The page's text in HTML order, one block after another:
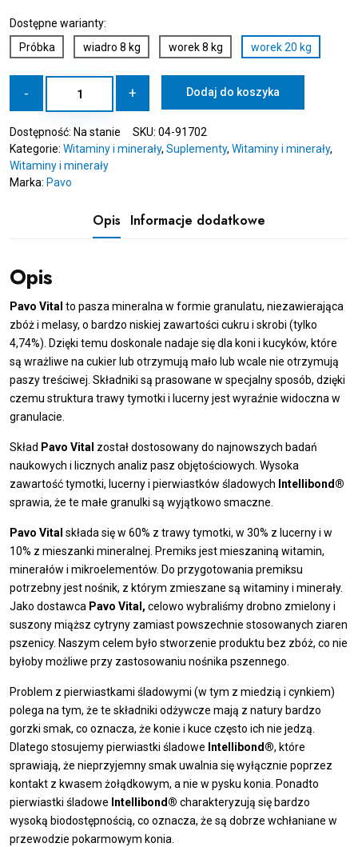
Dostępne warianty:
Próbka
wiadro 8 kg worek 8 kg worek 20 kg
-
Vital
20
kg
-
Mieszanka
mineralna
+ Dodaj do koszyka
Dostępność: Na stanie SKU: 04-91702
Kategorie: Witaminy i minerały, Suplementy, Witaminy i minerały,
Witaminy i minerały
Marka: Pavo
Opis Informacje dodatkowe
Opis
Pavo Vital to pasza mineralna w formie granulatu, niezawierająca
zbóż i melasy, o bardzo niskiej zawartości cukru i skrobi (tylko
4,74%). Dzięki temu doskonale nadaje się dla koni i kucyków, które
są wrażliwe na cukier lub otrzymują mało lub wcale nie otrzymują
paszy treściwej. Składniki są prasowane w specjalny sposób, dzięki
czemu struktura trawy tymotki i lucerny jest wyraźnie widoczna w
granulacie.
Skład Pavo Vital został dostosowany do najnowszych badań
naukowych i licznych analiz pasz objętościowych. Wysoka
zawartość tymotki, lucerny i pierwiastków śladowych Intellibond®
sprawia, że ​​te małe granulki są wyjątkowo smaczne.
Pavo Vital składa się w 60% z trawy tymotki, w 30% z lucerny i w
10% z mieszanki mineralnej. Premiks jest mieszaniną witamin,
minerałów i mikroelementów. Do przygotowania premiksu
potrzebny jest nośnik, z którym zmieszane są witaminy i minerały.
Jako dostawca Pavo Vital, celowo wybraliśmy drobno zmielony i
suszony miąższ cytryny zamiast powszechnie stosowanych ziaren
pszenicy. Naszym celem było stworzenie produktu bez zbóż, co nie
byłoby możliwe przy zastosowaniu nośnika pszennego.
Problem z pierwiastkami śladowymi (w tym z miedzią i cynkiem)
polega na tym, że te składniki odżywcze mają z natury bardzo
gorzki smak, co oznacza, że ​​konie i kuce często ich nie jedzą.
Dlatego stosujemy pierwiastki śladowe Intellibond®, które
sprawiają, że nieprzyjemny smak uwalnia się wyłącznie poprzez
kontakt z kwasem żołądkowym, a nie w pysku konia. Ponadto
pierwiastki śladowe Intellibond® charakteryzują się bardzo
wysoką biodostępnością, co oznacza, że ​​są dobrze wchłaniane w
przewodzie pokarmowym konia.